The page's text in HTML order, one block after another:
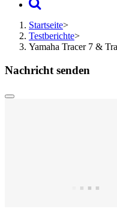
Startseite>
Testberichte>
Yamaha Tracer 7 &
Nachricht senden